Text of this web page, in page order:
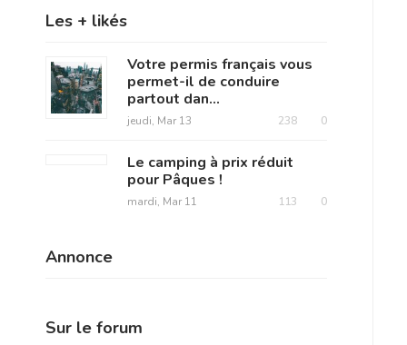
Les + likés
Votre permis français vous
permet-il de conduire
partout dan...
jeudi, Mar 13 0
238
Le camping à prix réduit
pour Pâques !
mardi, Mar 11 0
113
Annonce
Sur le forum